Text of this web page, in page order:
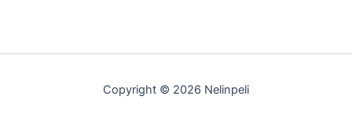
Copyright © 2026 Nelinpeli